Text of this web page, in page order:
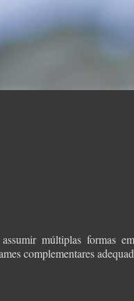
múltiplas formas
complementares